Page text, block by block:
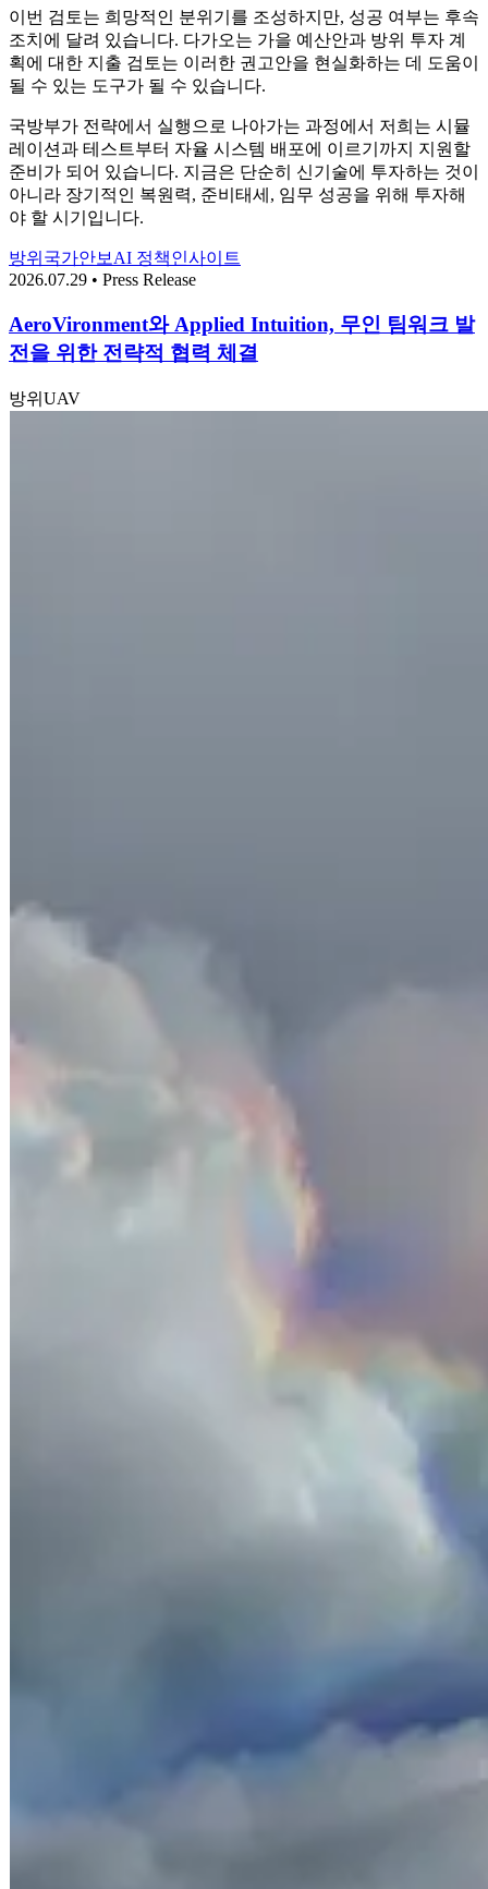
이번 검토는 희망적인 분위기를 조성하지만, 성공 여부는 후속
조치에 달려 있습니다. 다가오는 가을 예산안과 방위 투자 계
획에 대한 지출 검토는 이러한 권고안을 현실화하는 데 도움이
될 수 있는 도구가 될 수 있습니다.
국방부가 전략에서 실행으로 나아가는 과정에서 저희는 시뮬
레이션과 테스트부터 자율 시스템 배포에 이르기까지 지원할
준비가 되어 있습니다. 지금은 단순히 신기술에 투자하는 것이
아니라 장기적인 복원력, 준비태세, 임무 성공을 위해 투자해
야 할 시기입니다.
방위 국가안보 AI 정책인사이트
2026.07.29 • Press Release
AeroVironment와 Applied Intuition, 무인 팀워크 발
전을 위한 전략적 협력 체결
방위 UAV